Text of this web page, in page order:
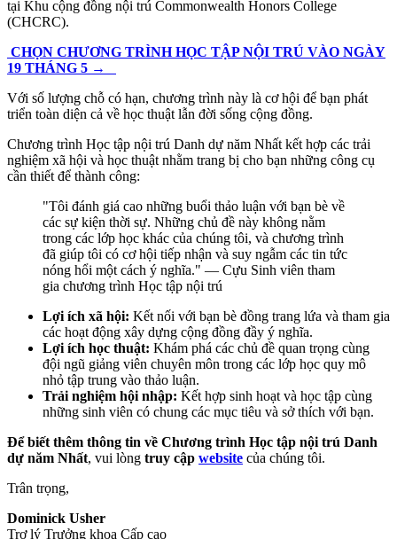
tại Khu cộng đồng nội trú Commonwealth Honors College
(CHCRC).
CHỌN CHƯƠNG TRÌNH HỌC TẬP NỘI TRÚ VÀO NGÀY
19 THÁNG 5 →
Với số lượng chỗ có hạn, chương trình này là cơ hội để bạn phát
triển toàn diện cả về học thuật lẫn đời sống cộng đồng.
Chương trình Học tập nội trú Danh dự năm Nhất kết hợp các trải
nghiệm xã hội và học thuật nhằm trang bị cho bạn những công cụ
cần thiết để thành công:
"Tôi đánh giá cao những buổi thảo luận với bạn bè về
các sự kiện thời sự. Những chủ đề này không nằm
trong các lớp học khác của chúng tôi, và chương trình
đã giúp tôi có cơ hội tiếp nhận và suy ngẫm các tin tức
nóng hổi một cách ý nghĩa." — Cựu Sinh viên tham
gia chương trình Học tập nội trú
Lợi ích xã hội: Kết nối với bạn bè đồng trang lứa và tham gia
các hoạt động xây dựng cộng đồng đầy ý nghĩa.
Lợi ích học thuật: Khám phá các chủ đề quan trọng cùng
đội ngũ giảng viên chuyên môn trong các lớp học quy mô
nhỏ tập trung vào thảo luận.
Trải nghiệm hội nhập: Kết hợp sinh hoạt và học tập cùng
những sinh viên có chung các mục tiêu và sở thích với bạn.
Để biết thêm thông tin về Chương trình Học tập nội trú Danh
dự năm Nhất, vui lòng truy cập website của chúng tôi.
Trân trọng,
Dominick Usher
Trợ lý Trưởng khoa Cấp cao